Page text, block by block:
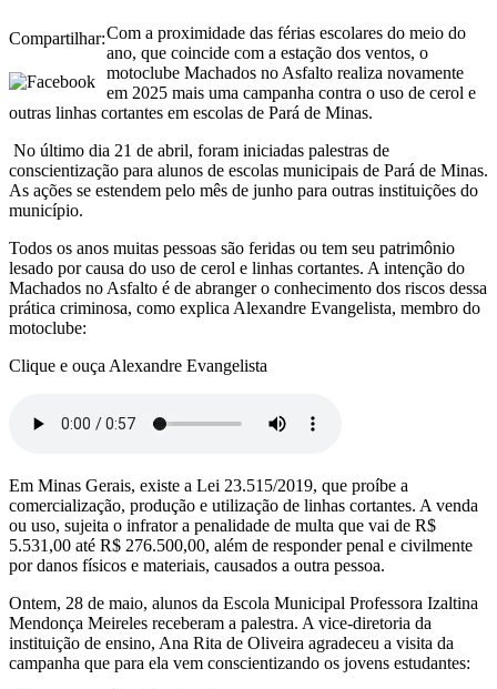
Compartilhar:Com a proximidade das férias escolares do meio do
ano, que coincide com a estação dos ventos, o
motoclube Machados no Asfalto realiza novamente
em 2025 mais uma campanha contra o uso de cerol e
outras linhas cortantes em escolas de Pará de Minas.
No último dia 21 de abril, foram iniciadas palestras de
conscientização para alunos de escolas municipais de Pará de Minas.
As ações se estendem pelo mês de junho para outras instituições do
município.
Todos os anos muitas pessoas são feridas ou tem seu patrimônio
lesado por causa do uso de cerol e linhas cortantes. A intenção do
Machados no Asfalto é de abranger o conhecimento dos riscos dessa
prática criminosa, como explica Alexandre Evangelista, membro do
motoclube:
Clique e ouça Alexandre Evangelista
Em Minas Gerais, existe a Lei 23.515/2019, que proíbe a
comercialização, produção e utilização de linhas cortantes. A venda
ou uso, sujeita o infrator a penalidade de multa que vai de R$
5.531,00 até R$ 276.500,00, além de responder penal e civilmente
por danos físicos e materiais, causados a outra pessoa.
Ontem, 28 de maio, alunos da Escola Municipal Professora Izaltina
Mendonça Meireles receberam a palestra. A vice-diretoria da
instituição de ensino, Ana Rita de Oliveira agradeceu a visita da
campanha que para ela vem conscientizando os jovens estudantes: